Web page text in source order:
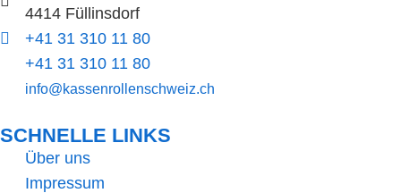
4414 Füllinsdorf
+41 31 310 11 80
+41 31 310 11 80
info@kassenrollenschweiz.ch
SCHNELLE LINKS​
Über uns
Impressum